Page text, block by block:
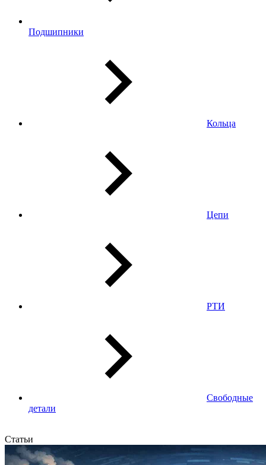
Подшипники
Кольца
Цепи
РТИ
Свободные
детали
Статьи